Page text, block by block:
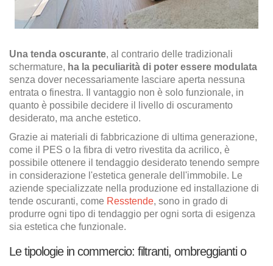
Una tenda oscurante, al contrario delle tradizionali
schermature, ha la peculiarità di poter essere modulata
senza dover necessariamente lasciare aperta nessuna
entrata o finestra. Il vantaggio non è solo funzionale, in
quanto è possibile decidere il livello di oscuramento
desiderato, ma anche estetico.
Grazie ai materiali di fabbricazione di ultima generazione,
come il PES o la fibra di vetro rivestita da acrilico, è
possibile ottenere il tendaggio desiderato tenendo sempre
in considerazione l'estetica generale dell'immobile. Le
aziende specializzate nella produzione ed installazione di
tende oscuranti, come Resstende, sono in grado di
produrre ogni tipo di tendaggio per ogni sorta di esigenza
sia estetica che funzionale.
Le tipologie in commercio: filtranti, ombreggianti o